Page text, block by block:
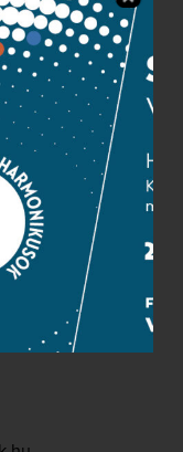
u. 1. (Müpa)